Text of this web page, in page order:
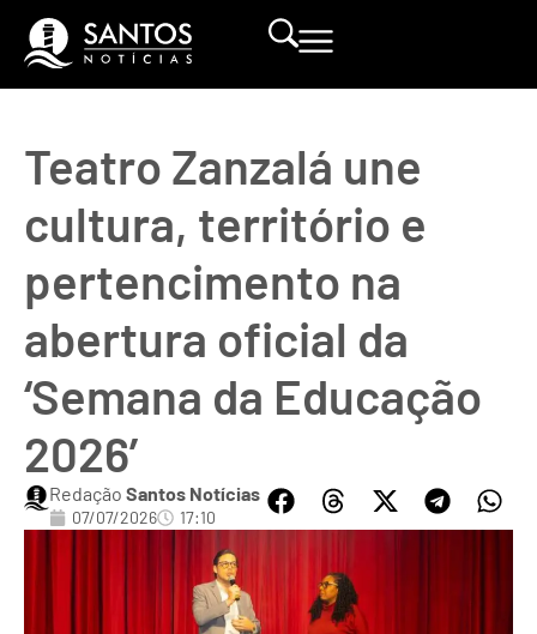
Teatro Zanzalá une
cultura, território e
pertencimento na
abertura oficial da
‘Semana da Educação
2026’
Redação Santos Notícias
07/07/2026 17:10